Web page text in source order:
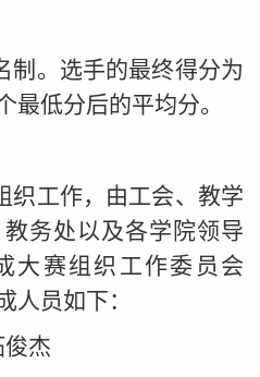
制。选手的最终得分为
最低分后的平均分。
织工作，由工会、教学
务处以及各学院领导
大赛组织工作委员会
人员如下：
杰